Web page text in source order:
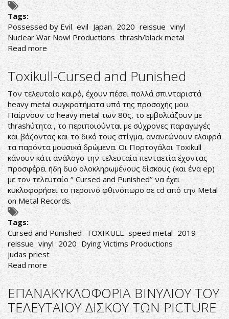
Tags:
Possessed by Evil evil Japan 2020 reissue vinyl
Nuclear War Now! Productions thrash/black metal
Read more about
Evil-
Possessed
by
Evil
Toxikull-Cursed and Punished
Τον τελευταίο καιρό, έχουν πέσει πολλά σπινταριστά
heavy metal συγκροτήματα υπό της προσοχής μου.
Παίρνουν το heavy metal των 80ς, το εμβολιάζουν με
thrashύτητα , το περιποιούνται με σύχρονες παραγωγές
και βάζοντας και το δικό τους στίγμα, ανανεώνουν ελαφρά
τα παρόντα μουσικά δρώμενα. Οι Πορτογάλοι Toxikull
κάνουν κάτι ανάλογο την τελευταία πενταετία έχοντας
προσφέρει ήδη δυο ολοκληρωμένους δίσκους (και ένα ep)
με τον τελευταίο ‘’ Cursed and Punished’’ να έχει
κυκλοφορήσει το περσινό φθινόπωρο σε cd από την Metal
on Metal Records.
Tags:
Cursed and Punished TOXIKULL speed metal 2019
reissue vinyl 2020 Dying Victims Productions
judas priest
Read more about
Toxikull-
Cursed
and
Punished
ΕΠΑΝΑΚΥΚΛΟΦΟΡΙΑ ΒΙΝΥΛΙΟΥ ΤΟΥ
ΤΕΛΕΥΤΑΙΟΥ ΔΙΣΚΟΥ ΤΩΝ PICTURE